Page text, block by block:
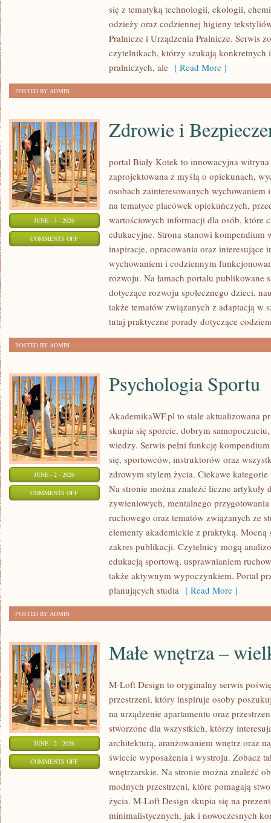
się z tematyką technologii, ekologii,
odzieży oraz codziennej higieny
Pralnicze i Urządzenia Pralnicze. Serwis
czytelnikach, którzy szukają konkretnych
pralniczych, ale [ Read More ]
POSTED BY ADMIN
JUNE - 3 - 2026
COMMENTS OFFON
BEZPIECZEŃSTWO
Zdrowie i
portal Biały Kotek to innowacyjna witryna
zaprojektowana z myślą o opiekunach,
osobach zainteresowanych
na tematyce placówek opiekuńczych,
wartościowych informacji dla osób, które
edukacyjne. Strona stanowi kompendium
inspiracje, opracowania oraz interesujące
wychowaniem i codziennym
rozwoju. Na łamach portalu publikowane
dotyczące rozwoju społecznego dzieci,
także tematów związanych z adaptacją w
tutaj praktyczne porady dotyczące
POSTED BY ADMIN
JUNE - 2 - 2026
COMMENTS OFFON
PSYCHOLOGIA
Psychologia Sportu
AkademikaWF.pl to stale aktualizowana
skupia się sporcie, dobrym
wiedzy. Serwis pełni funkcję
się, sportowców, instruktorów oraz
zdrowym stylem życia. Ciekawe
Na stronie można znaleźć liczne artykuły
żywieniowych, mentalnego
ruchowego oraz tematów związanych ze
elementy akademickie z praktyką. Mocną
zakres publikacji. Czytelnicy mogą
edukacją sportową, usprawnianiem
także aktywnym wypoczynkiem. Portal
planujących studia [ Read More ]
POSTED BY ADMIN
JUNE - 2 - 2026
COMMENTS OFFON
Małe wnętrza –
M-Loft Design to oryginalny serwis
przestrzeni, który inspiruje osoby
na urządzenie apartamentu oraz
stworzone dla wszystkich, którzy
architekturą, aranżowaniem wnętrz oraz
świecie wyposażenia i wystroju. Zobacz
wnętrzarskie. Na stronie można znaleźć
modnych przestrzeni, które pomagają
życia. M-Loft Design skupia się na
minimalistycznych, jak i nowoczesnych